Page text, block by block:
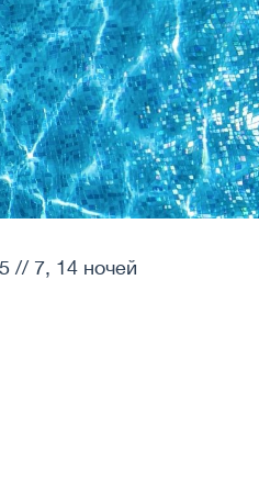
// 7, 14 ночей